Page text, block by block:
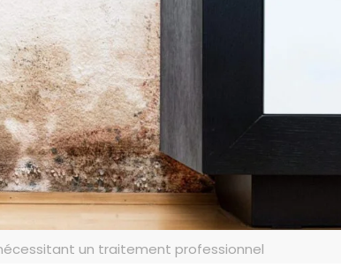
un traitement professionnel